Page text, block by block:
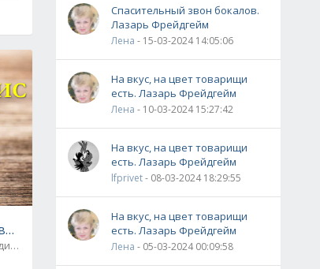
и рецепты
Спасительный звон бокалов.
Лазарь Фрейдгейм
Лена - 15-03-2024 14:05:06
На вкус, на цвет товарищи
есть. Лазарь Фрейдгейм
Лена - 10-03-2024 15:27:42
На вкус, на цвет товарищи
есть. Лазарь Фрейдгейм
lfprivet- 08-03-2024 18:29:55
На вкус, на цвет товарищи
есть. Лазарь Фрейдгейм
Лена - 05-03-2024 00:09:58